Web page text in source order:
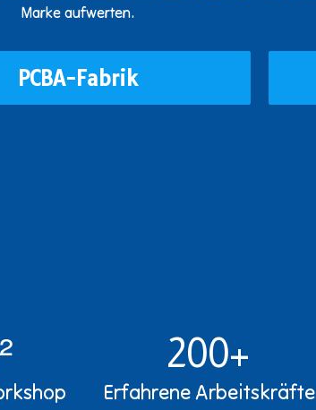
Marke aufwerten.
PCBA-Fabrik
200+
Erfahrene Arbeitskräfte